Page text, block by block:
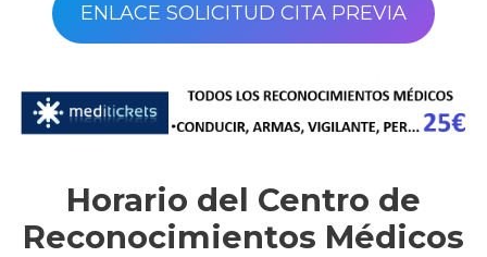
ENLACE SOLICITUD CITA PREVIA
Horario del Centro de
Reconocimientos Médicos